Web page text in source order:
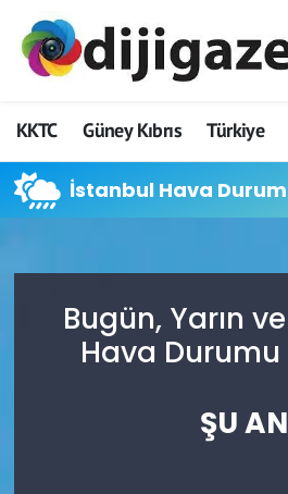
KKTC Güney Kıbrıs Türkiye
İstanbul Hava
Bugün, Yarın
Hava
ŞU AN
ADVERTORIAL
Dijigazete
Dünya
Ekonomi
Foto Galeri
Hava Durumu
Trafik Durumu
Süper Lig Puan Durumu
Son Dakika Haberleri
Haber Arşivi